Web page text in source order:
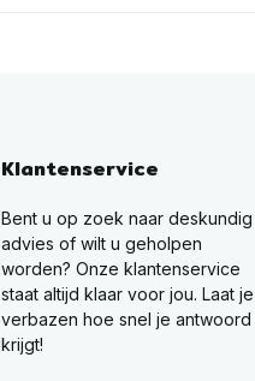
Klantenservice
Bent u op zoek naar deskundig
advies of wilt u geholpen
worden? Onze klantenservice
staat altijd klaar voor jou. Laat je
verbazen hoe snel je antwoord
krijgt!